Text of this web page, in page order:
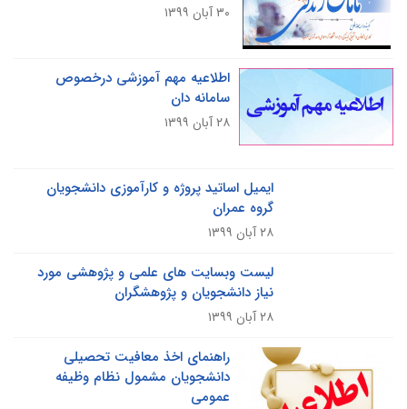
۳۰ آبان ۱۳۹۹
اطلاعیه مهم آموزشی درخصوص
سامانه دان
۲۸ آبان ۱۳۹۹
ایمیل اساتید پروژه و کارآموزی دانشجویان
گروه عمران
لیست وبسایت های علمی و پژوهشی مورد
نیاز دانشجویان و پژوهشگران
راهنمای اخذ معافیت تحصیلی
دانشجویان مشمول نظام وظیفه
عمومی